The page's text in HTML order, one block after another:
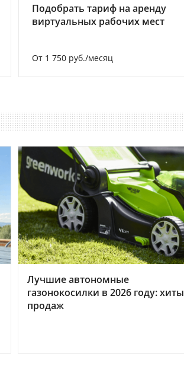
Подобрать тариф на аренду
виртуальных рабочих мест
От 1 750 руб./месяц
Лучшие автономные
газонокосилки в 2026 году: хиты
продаж